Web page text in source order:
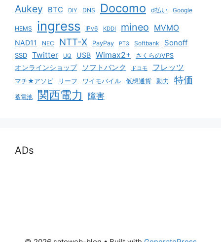
Aukey BTC DIY DNS Docomo d払い Google
HEMS ingress IPv6 KDDI mineo MVMO
NAD11 NEC NTT-X PayPay PT3 Softbank Sonoff
SSD Twitter UQ USB Wimax2+ さくらのVPS
オンラインショップ ソフトバンク ドコモ フレッツ
マチ★アソビ リーフ ワイモバイル 仮想通貨 動力 特価
蓄電池 関西電力 障害
ADs